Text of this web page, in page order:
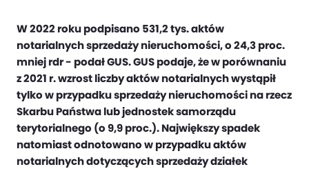
W 2022 roku podpisano 531,2 tys. aktów
notarialnych sprzedaży nieruchomości, o 24,3 proc.
mniej rdr - podał GUS. GUS podaje, że w porównaniu
z 2021 r. wzrost liczby aktów notarialnych wystąpił
tylko w przypadku sprzedaży nieruchomości na rzecz
Skarbu Państwa lub jednostek samorządu
terytorialnego (o 9,9 proc.). Największy spadek
natomiast odnotowano w przypadku aktów
notarialnych dotyczących sprzedaży działek